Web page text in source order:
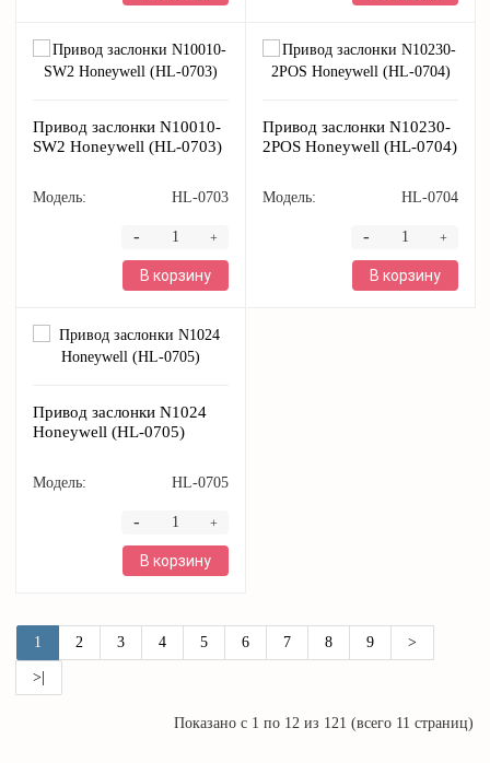
Привод заслонки N10010-
SW2 Honeywell (HL-0703)
Модель: HL-0703
+
-
В корзину
Привод заслонки N10230-
2POS Honeywell (HL-0704)
Модель: HL-0704
+
-
В корзину
Привод заслонки N1024
Honeywell (HL-0705)
Модель: HL-0705
+
-
В корзину
1 2 3 4 5 6 7 8 9 >
>|
Показано с 1 по 12 из 121 (всего 11 страниц)